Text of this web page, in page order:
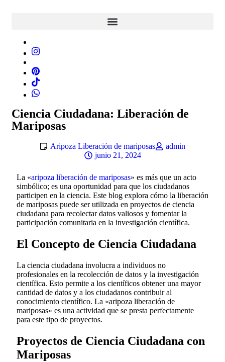
Ciencia Ciudadana: Liberación de
Mariposas
Aripoza Liberación de mariposas
admin
junio 21, 2024
La «aripoza liberación de mariposas» es más que un acto
simbólico; es una oportunidad para que los ciudadanos
participen en la ciencia. Este blog explora cómo la liberación
de mariposas puede ser utilizada en proyectos de ciencia
ciudadana para recolectar datos valiosos y fomentar la
participación comunitaria en la investigación científica.
El Concepto de Ciencia Ciudadana
La ciencia ciudadana involucra a individuos no
profesionales en la recolección de datos y la investigación
científica. Esto permite a los científicos obtener una mayor
cantidad de datos y a los ciudadanos contribuir al
conocimiento científico. La «aripoza liberación de
mariposas» es una actividad que se presta perfectamente
para este tipo de proyectos.
Proyectos de Ciencia Ciudadana con
Mariposas